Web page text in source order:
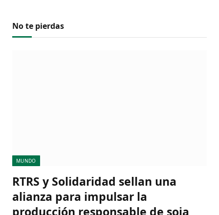
No te pierdas
MUNDO
RTRS y Solidaridad sellan una
alianza para impulsar la
producción responsable de soja